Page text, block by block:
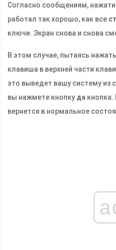
Согласно сообщениям,
работал так хорошо, как все
ключи. Экран снова и снова
В этом случае, пытаясь нажать
клавиша в верхней части
это выведет вашу систему из
вы нажмете кнопку да кнопка.
вернется в нормальное